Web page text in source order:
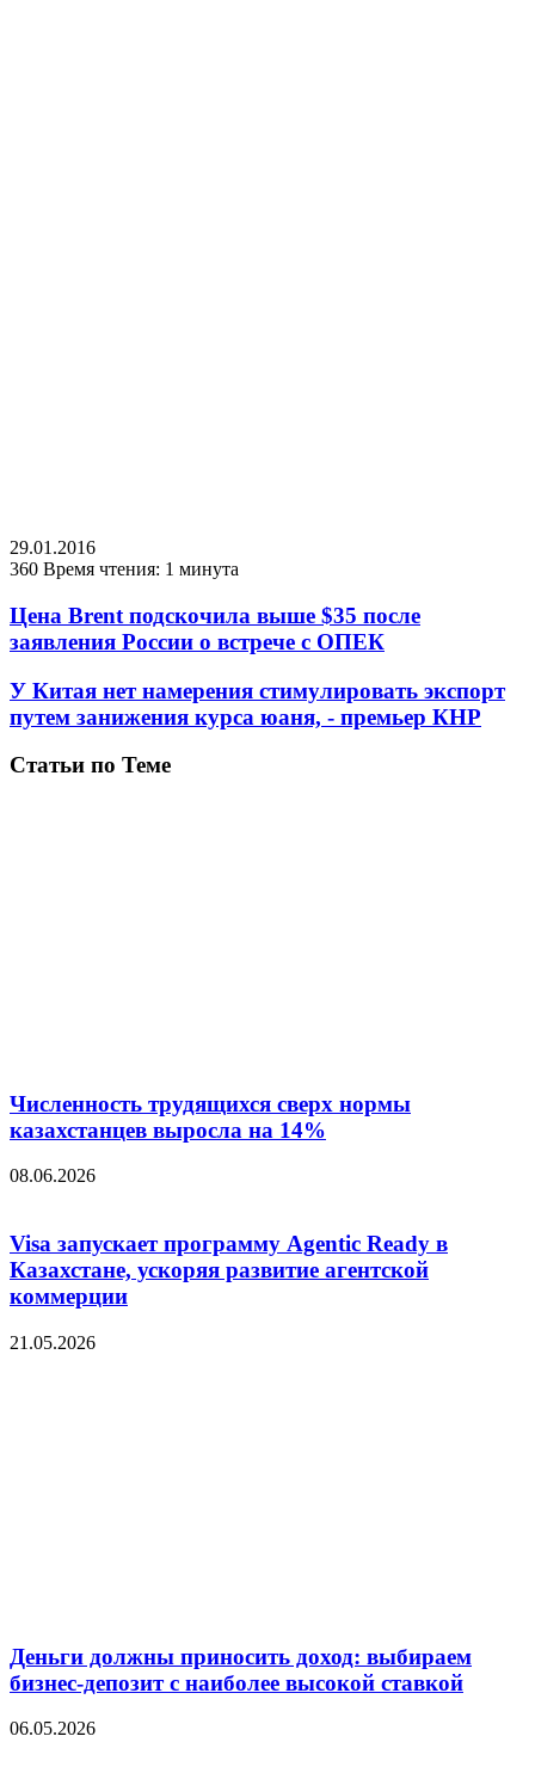
29.01.2016
360 Время чтения: 1 минута
Цена Brent подскочила выше $35 после
заявления России о встрече с ОПЕК
У Китая нет намерения стимулировать экспорт
путем занижения курса юаня, - премьер КНР
Статьи по Теме
Численность трудящихся сверх нормы
казахстанцев выросла на 14%
08.06.2026
Visa запускает программу Agentic Ready в
Казахстане, ускоряя развитие агентской
коммерции
21.05.2026
Деньги должны приносить доход: выбираем
бизнес-депозит с наиболее высокой ставкой
06.05.2026